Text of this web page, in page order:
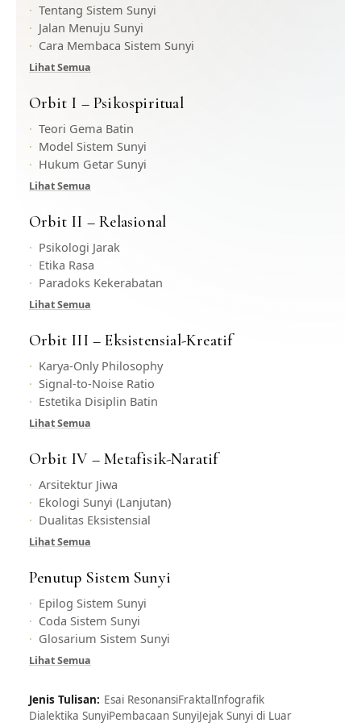
Tentang Sistem Sunyi
Jalan Menuju Sunyi
Cara Membaca Sistem Sunyi
Lihat Semua
Orbit I – Psikospiritual
Teori Gema Batin
Model Sistem Sunyi
Hukum Getar Sunyi
Lihat Semua
Orbit II – Relasional
Psikologi Jarak
Etika Rasa
Paradoks Kekerabatan
Lihat Semua
Orbit III – Eksistensial-Kreatif
Karya-Only Philosophy
Signal-to-Noise Ratio
Estetika Disiplin Batin
Lihat Semua
Orbit IV – Metafisik-Naratif
Arsitektur Jiwa
Ekologi Sunyi (Lanjutan)
Dualitas Eksistensial
Lihat Semua
Penutup Sistem Sunyi
Epilog Sistem Sunyi
Coda Sistem Sunyi
Glosarium Sistem Sunyi
Lihat Semua
Jenis Tulisan: Esai ResonansiFraktalInfografik
Dialektika SunyiPembacaan SunyiJejak Sunyi di Luar